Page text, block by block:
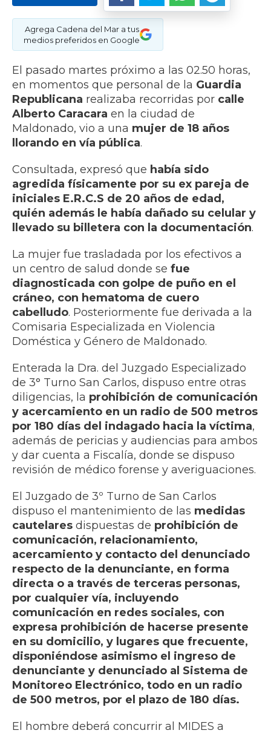
Agrega Cadena del Mar a tus
medios preferidos en Google
El pasado martes próximo a las 02.50 horas,
en momentos que personal de la Guardia
Republicana realizaba recorridas por calle
Alberto Caracara en la ciudad de
Maldonado, vio a una mujer de 18 años
llorando en vía pública.
Consultada, expresó que había sido
agredida físicamente por su ex pareja de
iniciales E.R.C.S de 20 años de edad,
quién además le había dañado su celular y
llevado su billetera con la documentación.
La mujer fue trasladada por los efectivos a
un centro de salud donde se fue
diagnosticada con golpe de puño en el
cráneo, con hematoma de cuero
cabelludo. Posteriormente fue derivada a la
Comisaria Especializada en Violencia
Doméstica y Género de Maldonado.
Enterada la Dra. del Juzgado Especializado
de 3° Turno San Carlos, dispuso entre otras
diligencias, la prohibición de comunicación
y acercamiento en un radio de 500 metros
por 180 días del indagado hacia la víctima,
además de pericias y audiencias para ambos
y dar cuenta a Fiscalía, donde se dispuso
revisión de médico forense y averiguaciones.
El Juzgado de 3º Turno de San Carlos
dispuso el mantenimiento de las medidas
cautelares dispuestas de prohibición de
comunicación, relacionamiento,
acercamiento y contacto del denunciado
respecto de la denunciante, en forma
directa o a través de terceras personas,
por cualquier vía, incluyendo
comunicación en redes sociales, con
expresa prohibición de hacerse presente
en su domicilio, y lugares que frecuente,
disponiéndose asimismo el ingreso de
denunciante y denunciado al Sistema de
Monitoreo Electrónico, todo en un radio
de 500 metros, por el plazo de 180 días.
El hombre deberá concurrir al MIDES a